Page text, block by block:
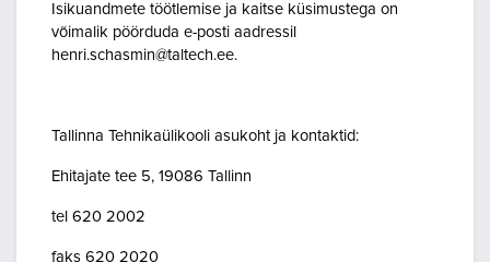
Isikuandmete töötlemise ja kaitse küsimustega on
võimalik pöörduda e-posti aadressil
henri.schasmin@taltech.ee.
Tallinna Tehnikaülikooli asukoht ja kontaktid:
Ehitajate tee 5, 19086 Tallinn
tel 620 2002
faks 620 2020